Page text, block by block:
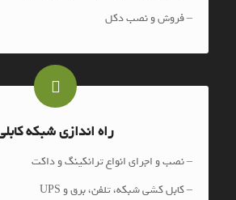
– فروش و نصب دکل
راه اندازی شبکه
– نصب و اجرای انواع ترانکینگ و داکت
– کابل کشی شبکه، تلفن، برق و UPS